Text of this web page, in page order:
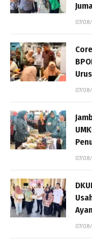
07/
07/
07/
07/